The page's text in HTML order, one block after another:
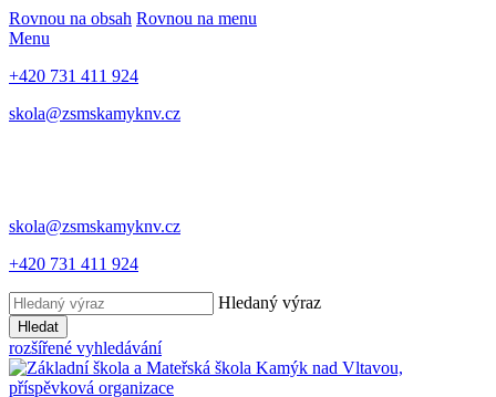
Rovnou na obsah Rovnou na menu
Menu
+420 731 411 924
skola@zsmskamyknv.cz
skola@zsmskamyknv.cz
+420 731 411 924
Hledaný výraz
Hledat
rozšířené vyhledávání